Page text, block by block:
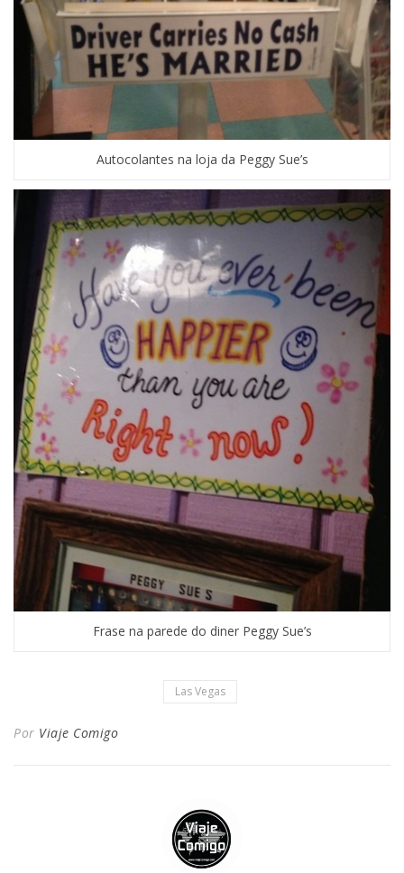
Autocolantes na loja da Peggy Sue’s
Frase na parede do diner Peggy Sue’s
Las Vegas
Por Viaje Comigo